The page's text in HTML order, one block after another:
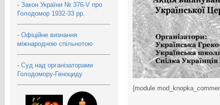
- Закон України № 376-V про
Голодомор 1932-33 рр.
- Офіційне визнання
міжнародною спільнотою
- Суд над організаторами
Голодомору-Геноциду
{module